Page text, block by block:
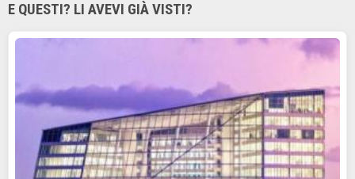
E QUESTI? LI AVEVI GIÀ VISTI?